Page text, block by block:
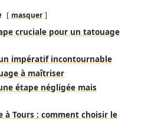
masquer
cruciale pour un tatouage
impératif incontournable
à maîtriser
étape négligée mais
à Tours : comment choisir le